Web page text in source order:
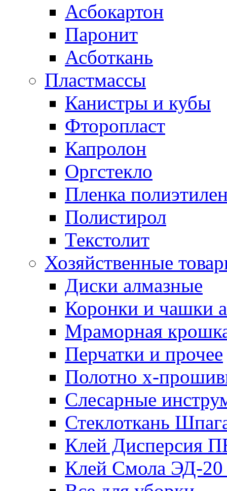
Асбокартон
Паронит
Асботкань
Пластмассы
Канистры и кубы
Фторопласт
Капролон
Оргстекло
Пленка
Полистирол
Текстолит
Хозяйственные
Диски алмазные
Коронки и чашки
Мраморная
Перчатки и прочее
Полотно х-
Слесарные
Стеклоткань
Клей Дисперсия
Клей Смола ЭД-20